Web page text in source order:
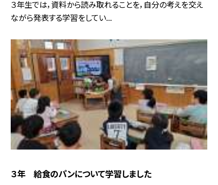
３年生では，資料から読み取れることを，自分の考えを交え
ながら発表する学習をしてい...
３年 給食のパンについて学習しました